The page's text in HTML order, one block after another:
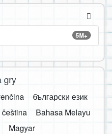
5M+
gry
български език
čeština
Bahasa Melayu
Magyar